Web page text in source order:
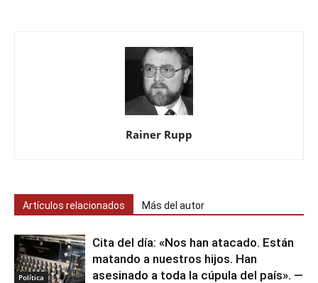
Rainer Rupp
Artículos relacionados Más del autor
Política
Cita del día: «Nos han atacado. Están
matando a nuestros hijos. Han
asesinado a toda la cúpula del país». —